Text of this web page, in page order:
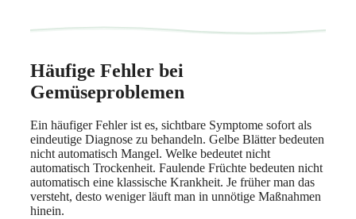
Häufige Fehler bei
Gemüseproblemen
Ein häufiger Fehler ist es, sichtbare Symptome sofort als
eindeutige Diagnose zu behandeln. Gelbe Blätter bedeuten
nicht automatisch Mangel. Welke bedeutet nicht
automatisch Trockenheit. Faulende Früchte bedeuten nicht
automatisch eine klassische Krankheit. Je früher man das
versteht, desto weniger läuft man in unnötige Maßnahmen
hinein.